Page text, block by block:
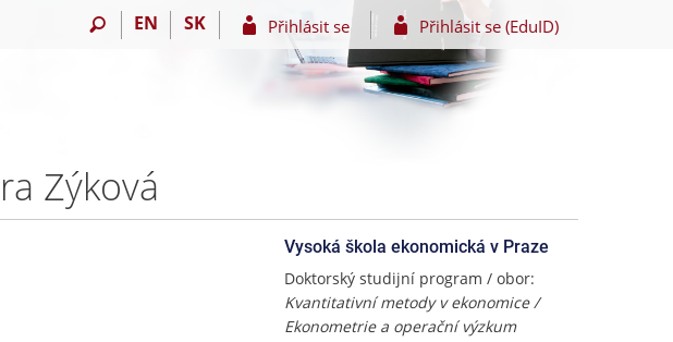
EN SK Přihlásit se Přihlásit se (EduID)
Zýková
Vysoká škola ekonomická v Praze
Doktorský studijní program / obor:
Kvantitativní metody v ekonomice /
Ekonometrie a operační výzkum